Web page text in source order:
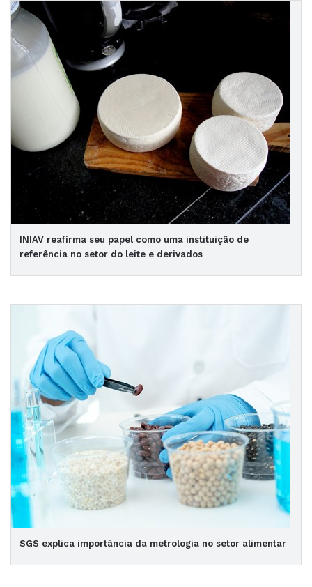
INIAV reafirma seu papel como uma instituição de
referência no setor do leite e derivados
SGS explica importância da metrologia no setor alimentar